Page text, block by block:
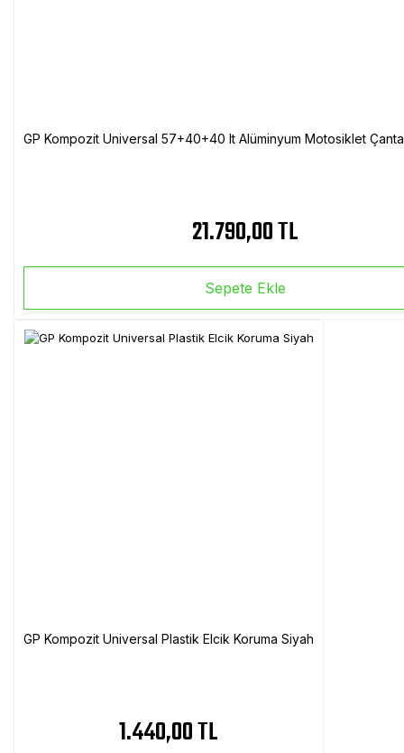
GP Kompozit Universal 57+40+40 lt Alüminyum Motosiklet
21.790,00 TL
Sepete Ekle
GP Kompozit Universal Plastik Elcik Koruma Siyah
1.440,00 TL